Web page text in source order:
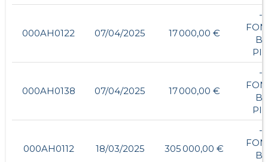
000AH0122 07/04/2025 17 000,00 €
-
000AH0138 07/04/2025 17 000,00 €
-
000AH0112 18/03/2025 305 000,00 €
-